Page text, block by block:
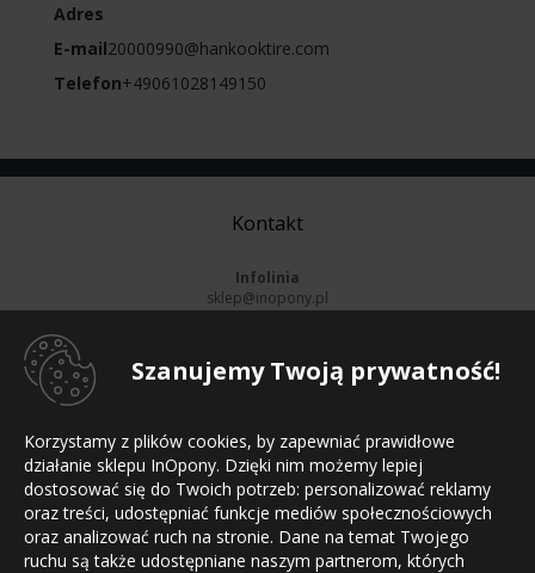
Szanujemy Twoją prywatność!
Korzystamy z plików cookies, by zapewniać prawidłowe
działanie sklepu InOpony. Dzięki nim możemy lepiej
dostosować się do Twoich potrzeb: personalizować reklamy
oraz treści, udostępniać funkcje mediów społecznościowych
oraz analizować ruch na stronie. Dane na temat Twojego
ruchu są także udostępniane naszym partnerom, których
Adres
E-mail20000990@hankooktire.com
Telefon+49061028149150
Kontakt
Infolinia
sklep@inopony.pl
52 561 99 90
Strona główna
Regulamin sklepu
Polityka prywatności
Mapa witryny
Kontakt
Płatności